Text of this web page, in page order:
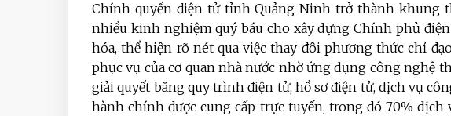
Chính quyền điện tử tỉnh Quảng Ninh trở thành khung
nhiều kinh nghiệm quý báu cho xây dựng Chính phủ
hóa, thể hiện rõ nét qua việc thay đôi phương thức chỉ
phục vụ của cơ quan nhà nước nhờ ứng dụng công nghệ
giải quyết băng quy trình điện tử, hồ sơ điện tử, dịch vụ
hành chính được cung cấp trực tuyến, trong đó 70% dịch